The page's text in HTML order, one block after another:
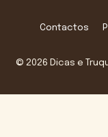
Contactos
© 2026 Dicas e